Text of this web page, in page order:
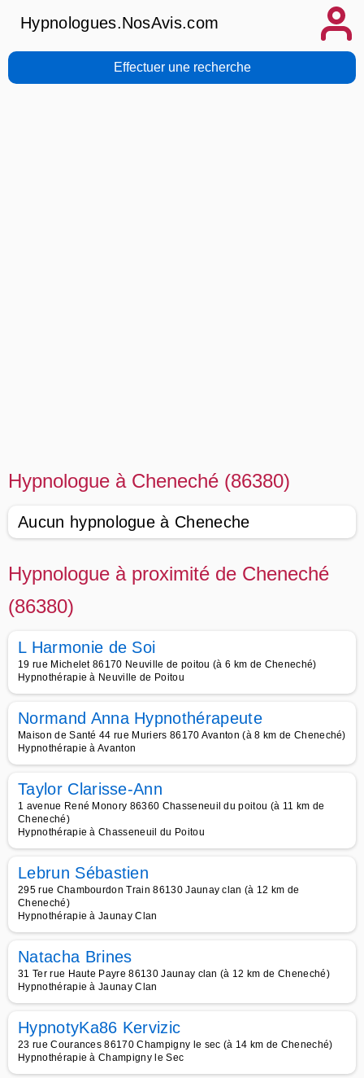
Hypnologues.NosAvis.com
Effectuer une recherche
Hypnologue à Cheneché (86380)
Aucun hypnologue à Cheneche
Hypnologue à proximité de Cheneché
(86380)
L Harmonie de Soi
19 rue Michelet 86170 Neuville de poitou (à 6 km de Cheneché)
Hypnothérapie à Neuville de Poitou
Normand Anna Hypnothérapeute
Maison de Santé 44 rue Muriers 86170 Avanton (à 8 km de Cheneché)
Hypnothérapie à Avanton
Taylor Clarisse-Ann
1 avenue René Monory 86360 Chasseneuil du poitou (à 11 km de
Cheneché)
Hypnothérapie à Chasseneuil du Poitou
Lebrun Sébastien
295 rue Chambourdon Train 86130 Jaunay clan (à 12 km de
Cheneché)
Hypnothérapie à Jaunay Clan
Natacha Brines
31 Ter rue Haute Payre 86130 Jaunay clan (à 12 km de Cheneché)
Hypnothérapie à Jaunay Clan
HypnotyKa86 Kervizic
23 rue Courances 86170 Champigny le sec (à 14 km de Cheneché)
Hypnothérapie à Champigny le Sec